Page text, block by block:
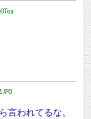
言われてるな。